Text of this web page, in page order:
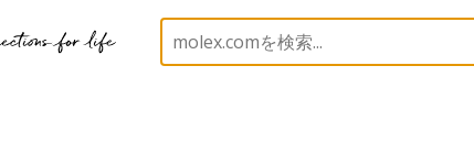
Board-to-Board Connectors Rectangular, Plastic, 2